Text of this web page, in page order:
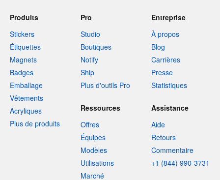
Produits
Stickers
Étiquettes
Magnets
Badges
Emballage
Vêtements
Acryliques
Plus de produits
Pro
Studio
Boutiques
Notify
Ship
Plus d'outils Pro
Entreprise
À propos
Blog
Carrières
Presse
Statistiques
Ressources
Offres
Équipes
Modèles
Utilisations
Marché
Assistance
Aide
Retours
Commentaire
+1 (844) 990-3731